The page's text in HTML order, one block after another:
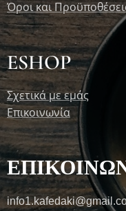
Όροι και
ESHOP
Σχετικά με εμάς
Επικοινωνία